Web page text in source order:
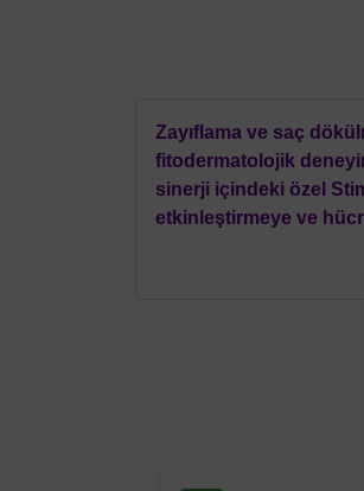
Zayıflama ve saç
fitodermatolojik
sinerji içindeki özel
etkinleştirmeye ve